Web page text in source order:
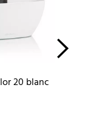
20 blanc